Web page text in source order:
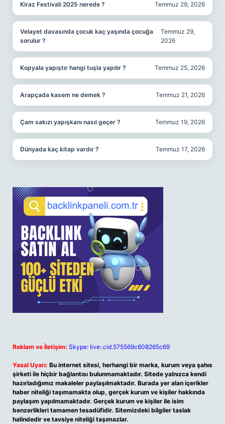
Kiraz Festivali 2025 nerede ? Temmuz 29, 2026
Velayet davasında çocuk kaç yaşında çocuğa
sorulur ?
Temmuz 29,
2026
Kopyala yapıştır hangi tuşla yapılır ? Temmuz 25, 2026
Arapçada kasem ne demek ? Temmuz 21, 2026
Çam sakızı yapışkanı nasıl geçer ? Temmuz 19, 2026
Dünyada kaç kitap vardır ? Temmuz 17, 2026
Reklam ve İletişim: Skype: live:.cid.575569c608265c69
Yasal Uyarı: Bu internet sitesi, herhangi bir marka, kurum veya şahıs
şirketi ile hiçbir bağlantısı bulunmamaktadır. Sitede yalnızca kendi
hazırladığımız makaleler paylaşılmaktadır. Burada yer alan içerikler
haber niteliği taşımamakta olup, gerçek kurum ve kişiler hakkında
paylaşım yapılmamaktadır. Gerçek kurum ve kişiler ile isim
benzerlikleri tamamen tesadüfidir. Sitemizdeki bilgiler taslak
halindedir ve tavsiye niteliği taşımazlar.